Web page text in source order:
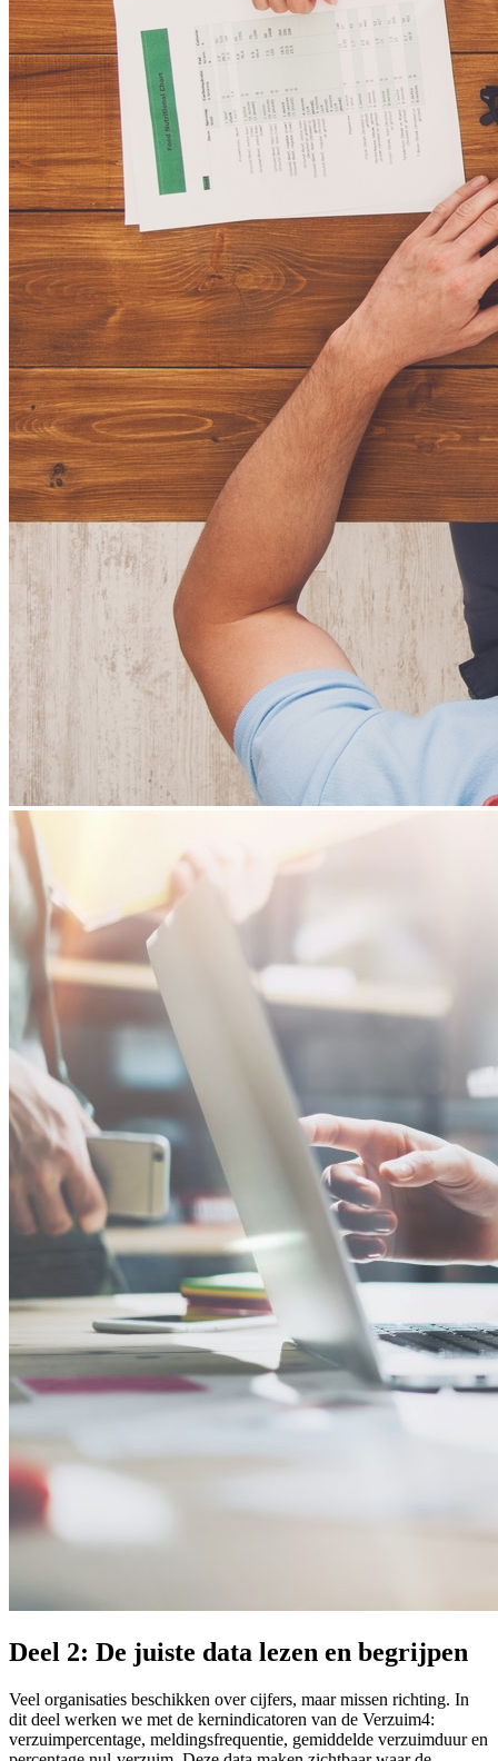
Deel 2: De juiste data lezen en begrijpen
Veel organisaties beschikken over cijfers, maar missen richting. In
dit deel werken we met de kernindicatoren van de Verzuim4:
verzuimpercentage, meldingsfrequentie, gemiddelde verzuimduur en